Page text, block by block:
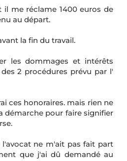
il me réclame 1400 euros de
au départ.
la fin du travail.
les dommages et intérêts
2 procédures prévu par l'
ces honoraires. mais rien ne
démarche pour faire signifier
ne m'ait pas fait part
que j'ai dû demandé au